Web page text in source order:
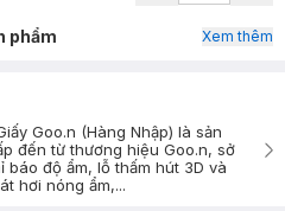
phẩm Xem thêm
Goo.n (Hàng Nhập) là sản
đến từ thương hiệu Goo.n, sở
độ ẩm, lỗ thấm hút 3D và
hơi nóng ẩm,...